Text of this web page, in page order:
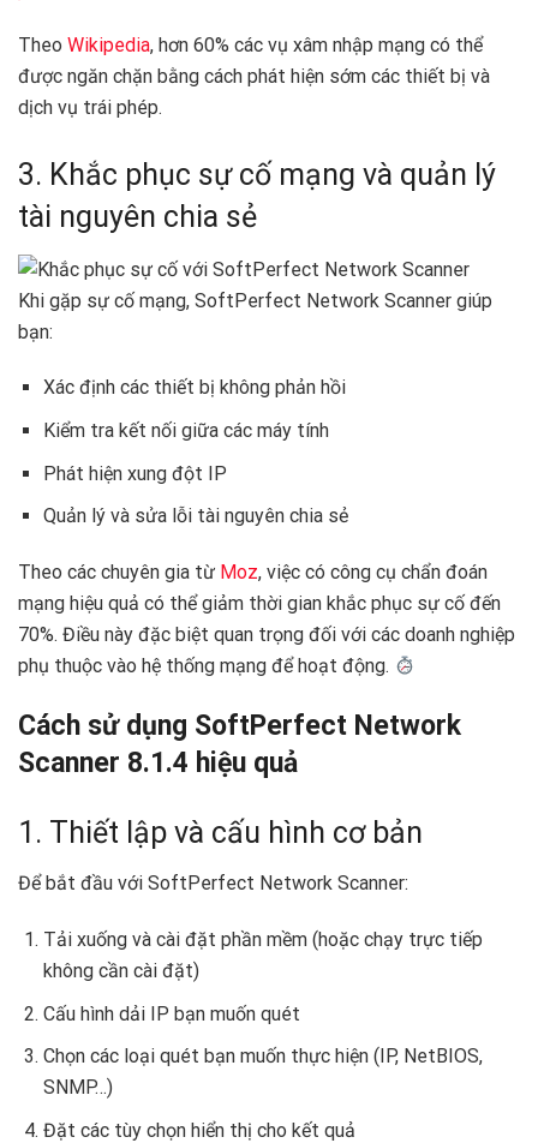
Theo Wikipedia, hơn 60% các vụ xâm nhập mạng có thể
được ngăn chặn bằng cách phát hiện sớm các thiết bị và
dịch vụ trái phép.
3. Khắc phục sự cố mạng và quản lý
tài nguyên chia sẻ
Khi gặp sự cố mạng, SoftPerfect Network Scanner giúp
bạn:
Xác định các thiết bị không phản hồi
Kiểm tra kết nối giữa các máy tính
Phát hiện xung đột IP
Quản lý và sửa lỗi tài nguyên chia sẻ
Theo các chuyên gia từ Moz, việc có công cụ chẩn đoán
mạng hiệu quả có thể giảm thời gian khắc phục sự cố đến
70%. Điều này đặc biệt quan trọng đối với các doanh nghiệp
phụ thuộc vào hệ thống mạng để hoạt động.
Cách sử dụng SoftPerfect Network
Scanner 8.1.4 hiệu quả
1. Thiết lập và cấu hình cơ bản
Để bắt đầu với SoftPerfect Network Scanner:
Tải xuống và cài đặt phần mềm (hoặc chạy trực tiếp
không cần cài đặt)
Cấu hình dải IP bạn muốn quét
Chọn các loại quét bạn muốn thực hiện (IP, NetBIOS,
SNMP…)
Đặt các tùy chọn hiển thị cho kết quả